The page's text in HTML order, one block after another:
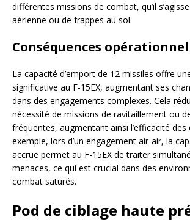
différentes missions de combat, qu’il
aérienne ou de frappes au sol.
Conséquences
La capacité d’emport de 12 missiles offre
significative au F-15EX, augmentant ses
dans des engagements complexes. Cela
nécessité de missions de ravitaillement ou
fréquentes, augmentant ainsi l’efficacité
exemple, lors d’un engagement air-air, la
accrue permet au F-15EX de traiter
menaces, ce qui est crucial dans des
combat saturés.
Pod de ciblage haute